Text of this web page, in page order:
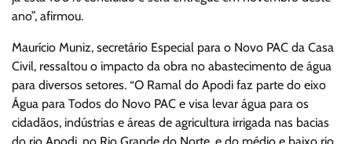
ano”, afirmou.
Maurício Muniz, secretário Especial para o Novo PAC da Casa
Civil, ressaltou o impacto da obra no abastecimento de água
para diversos setores. “O Ramal do Apodi faz parte do eixo
Água para Todos do Novo PAC e visa levar água para os
cidadãos, indústrias e áreas de agricultura irrigada nas bacias